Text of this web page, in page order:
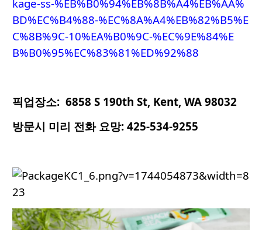
kage-ss-%EB%B0%94%EB%8B%A4%EB%AA%
BD%EC%B4%88-%EC%8A%A4%EB%82%B5%E
C%8B%9C-10%EA%B0%9C-%EC%9E%84%E
B%B0%95%EC%83%81%ED%92%88
픽업장소: 6858 S 190th St, Kent, WA 98032
방문시 미리 전화 요망: 425-534-9255